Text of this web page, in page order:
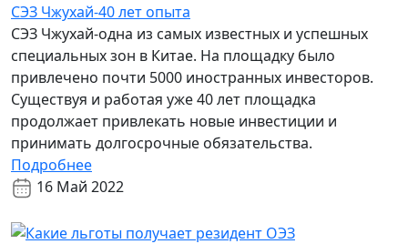
СЭЗ Чжухай-40 лет опыта
СЭЗ Чжухай-одна из самых известных и успешных
специальных зон в Китае. На площадку было
привлечено почти 5000 иностранных инвесторов.
Существуя и работая уже 40 лет площадка
продолжает привлекать новые инвестиции и
принимать долгосрочные обязательства.
Подробнее
16 Май 2022